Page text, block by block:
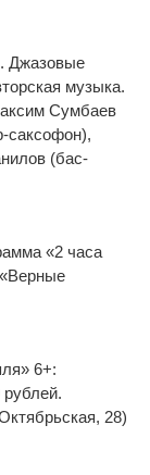
Джазовые
музыка.
Сумбаев
саксофон),
(бас-
«2 часа
«Верные
» 6+:
рублей.
28)